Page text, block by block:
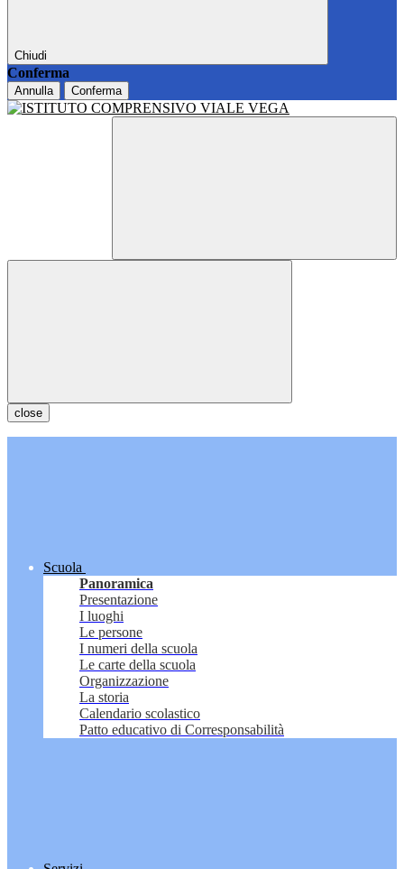
Chiudi
Conferma
Annulla Conferma
close
Scuola
Panoramica
Presentazione
I luoghi
Le persone
I numeri della scuola
Le carte della scuola
Organizzazione
La storia
Calendario scolastico
Patto educativo di Corresponsabilità